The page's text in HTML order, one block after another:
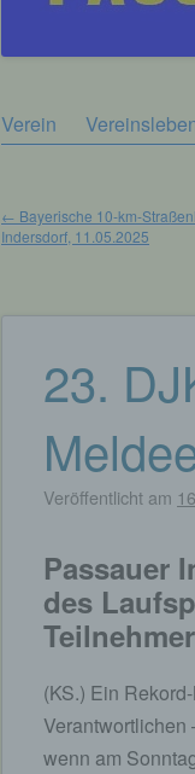
Zum
Verein
← Bayerische 10-km-
Indersdorf, 11.05.2025
23.
Veröffentlicht am
Passauer
des
(KS.) Ein
Verantwortlichen
wenn am